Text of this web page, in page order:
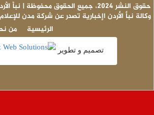
© حقوق النشر 2024، جميع الحقوق محفوظة | نبأ الأردن
وكالة نبأ الأردن اإخبارية تصدر عن شركة مدن للإعلام
من الرئيسية
تصميم و تطوير